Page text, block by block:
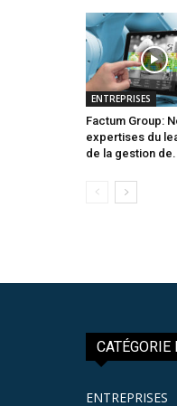
ENTREPRISES
Factum Group:
expertises du
de la gestion
ENTREPRISES